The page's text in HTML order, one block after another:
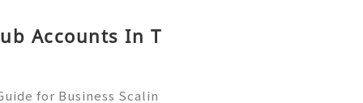
Accounts In T
for Business Scalin